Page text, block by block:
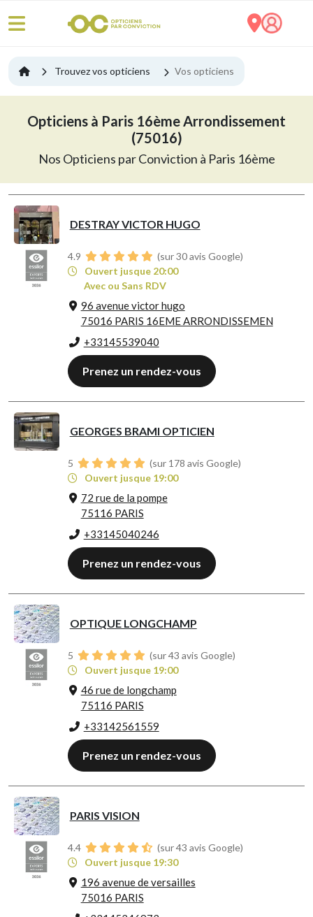
Trouvez vos opticiens Vos opticiens
Opticiens à Paris 16ème Arrondissement
(75016)
Nos Opticiens par Conviction à Paris 16ème
DESTRAY VICTOR HUGO
4.9
(sur 30 avis Google)
Ouvert jusque 20:00
Avec ou Sans RDV
96 avenue victor hugo
75016 PARIS 16EME ARRONDISSEMEN
+33145539040
Prenez un rendez-vous
GEORGES BRAMI OPTICIEN
5
(sur 178 avis Google)
Ouvert jusque 19:00
72 rue de la pompe
75116 PARIS
+33145040246
Prenez un rendez-vous
OPTIQUE LONGCHAMP
5
(sur 43 avis Google)
Ouvert jusque 19:00
46 rue de longchamp
75116 PARIS
+33142561559
Prenez un rendez-vous
PARIS VISION
4.4
(sur 43 avis Google)
Ouvert jusque 19:30
196 avenue de versailles
75016 PARIS